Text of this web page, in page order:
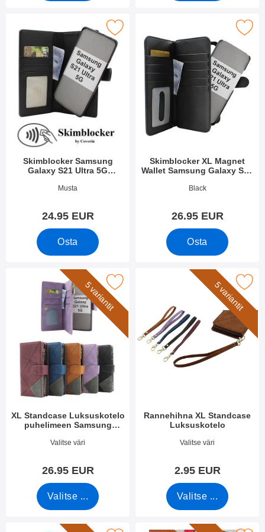
Skimblocker Samsung
Galaxy S21 Ultra 5G
Tuote.nro 39302
Musta
24.95 EUR
Osta
Samsung Galaxy S21 Ultra 5G Magneetti Puhelimen Kuoret
Skimblocker XL Magnet
Wallet Samsung Galaxy S21
Tuote.nro 39325
Black
26.95 EUR
Osta
Merkitse skimblocker XL Magnet Wallet
5 variantit
XL Standcase Luksuskotelo
puhelimeen Samsung
G998B)
Tuote.nro 48764
Valitse väri
26.95 EUR
Valitse ...
puhelimeen Samsung Galaxy S21 Ultra 5G (SM-
5 variantit
Rannehihna XL Standcase
Luksuskotelo
Tuote.nro 50276
Valitse väri
2.95 EUR
Valitse ...
Merkitse rannehihna XL